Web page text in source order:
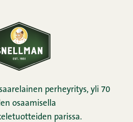
perheyritys, yli 70
osaamisella
parissa.